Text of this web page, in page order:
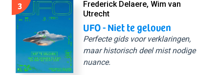
3
Frederick Delaere, Wim van
Utrecht
UFO - Niet te geloven
Perfecte gids voor verklaringen,
maar historisch deel mist nodige
nuance.